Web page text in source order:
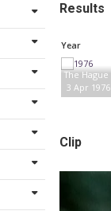
Results
Year
The Hague
3 Apr 1976
Clip